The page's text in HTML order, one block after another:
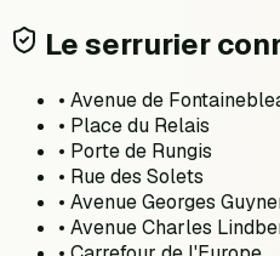
Le serrurier
• Avenue de
• Place du Relais
• Porte de Rungis
• Rue des Solets
• Avenue Georges
• Avenue Charles